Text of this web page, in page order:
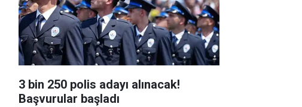
3 bin 250 polis adayı alınacak!
Başvurular başladı